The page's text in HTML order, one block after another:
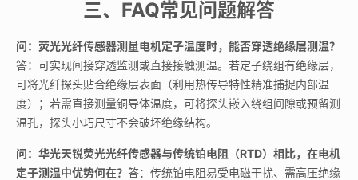
三、FAQ常见问题解答
问：荧光光纤传感器测量电机定子温度时，能否穿透绝缘层测温？
答：可实现间接穿透监测或直接接触测温。若定子绕组有绝缘层，
可将光纤探头贴合绝缘层表面（利用热传导特性精准捕捉内部温
度）；若需直接测量铜导体温度，可将探头嵌入绕组间隙或预留测
温孔，探头小巧尺寸不会破坏绝缘结构。
问：华光天锐荧光光纤传感器与传统铂电阻（RTD）相比，在电机
定子测温中优势何在？ 答：传统铂电阻易受电磁干扰、需高压绝缘